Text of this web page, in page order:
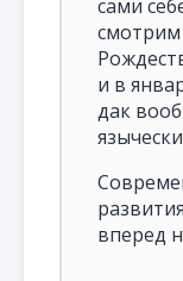
сами
смотрим
и в
дак
вперед